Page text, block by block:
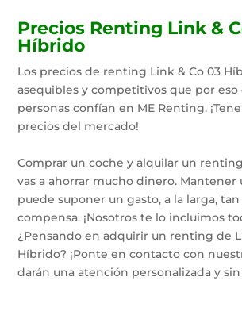
Precios Renting Link &
Híbrido
Los precios de renting Link & Co 03
asequibles y competitivos que por eso
personas confían en ME Renting.
precios del mercado!
Comprar un coche y alquilar un
vas a ahorrar mucho dinero. Mantener
puede suponer un gasto, a la larga,
compensa. ¡Nosotros te lo incluimos
¿Pensando en adquirir un renting de
Híbrido? ¡Ponte en contacto con
darán una atención personalizada y